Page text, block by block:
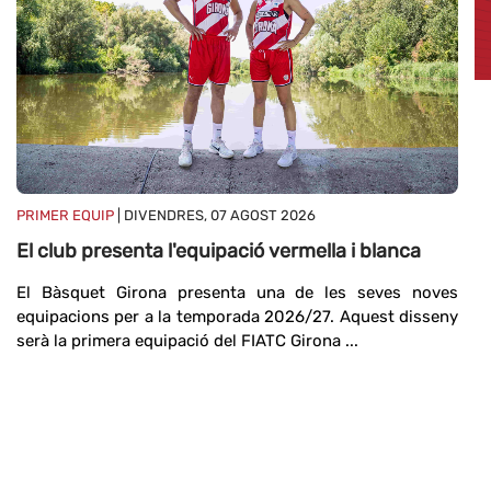
PRIMER EQUIP | DIVENDRES, 07 AGOST 2026
El club presenta l'equipació vermella i blanca
El Bàsquet Girona presenta una de les seves noves
equipacions per a la temporada 2026/27. Aquest disseny
serà la primera equipació del FIATC Girona ...